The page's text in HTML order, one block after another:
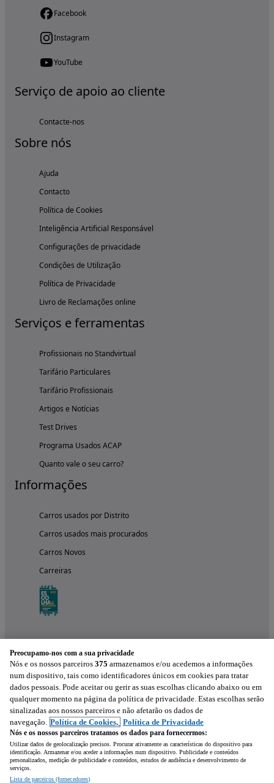
Facebook
Instagram
YouTube
Serviço de apoio ao cliente
Contacte-nos
Sobre nós
Ajuda
Contacto
Política de Cookies
Inteligência Artificial Responsável
Configurações de privacidade
Condições de Utilização
Política de Privacidade
Livro de Reclamações online
Serviços e ferramentas
Profissionais no Standvirtual
Tarifário Particulares
Tarifário Profissionais
Artigos e Notícias
Test Drives
Programa Usados ACAP
Quanto vale o seu carro?
Informações
Carros usados por Distrito
Carros usados mais procurados
Carros Novos
Carreiras
Experimenta a aplicação
Preocupamo-nos com a sua privacidade
Nós e os nossos parceiros 375 armazenamos e/ou acedemos a informações
num dispositivo, tais como identificadores únicos em cookies para tratar
dados pessoais. Pode aceitar ou gerir as suas escolhas clicando abaixo ou em
qualquer momento na página da política de privacidade. Estas escolhas serão
sinalizadas aos nossos parceiros e não afetarão os dados de
navegação. Política de Cookies, Política de Privacidade
Nós e os nossos parceiros tratamos os dados para fornecermos:
Utilizar dados de geolocalização precisos. Procurar ativamente as características do dispositivo para
identificação. Armazenar e/ou aceder a informações num dispositivo. Publicidade e conteúdos
personalizados, medição de publicidade e conteúdos, estudos de audiência e desenvolvimento de
serviços.
Lista de parceiros (fornecedores)